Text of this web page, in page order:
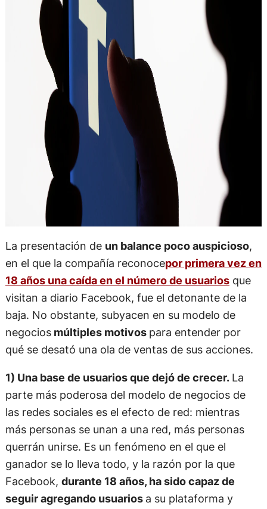
La presentación de un balance poco auspicioso,
en el que la compañía reconocepor primera vez en
18 años una caída en el número de usuariosque
visitan a diario Facebook, fue el detonante de la
baja. No obstante, subyacen en su modelo de
negocios múltiples motivos para entender por
qué se desató una ola de ventas de sus acciones.
1) Una base de usuarios que dejó de crecer. La
parte más poderosa del modelo de negocios de
las redes sociales es el efecto de red: mientras
más personas se unan a una red, más personas
querrán unirse. Es un fenómeno en el que el
ganador se lo lleva todo, y la razón por la que
Facebook, durante 18 años, ha sido capaz de
seguir agregando usuarios a su plataforma y